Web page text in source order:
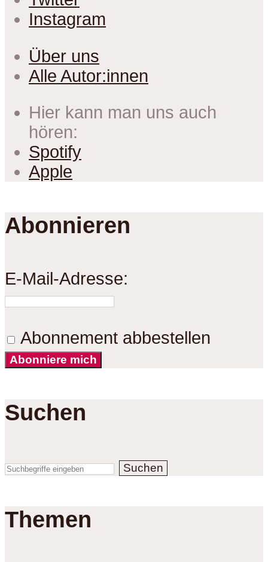
Instagram
Über uns
Alle Autor:innen
Hier kann man uns auch
hören:
Spotify
Apple
Abonnieren
E-Mail-Adresse:
Abonnement abbestellen
Abonniere mich
Suchen
Suchen
Themen